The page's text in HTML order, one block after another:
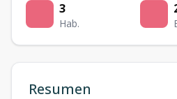
3
Hab.
Resumen